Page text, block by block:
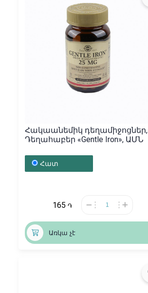
Հակաանեմիկ դեղամիջոցներ,
Դեղահաբեր «Gentle Iron», ԱՄՆ
Հատ
165 ֏
Առկա չէ